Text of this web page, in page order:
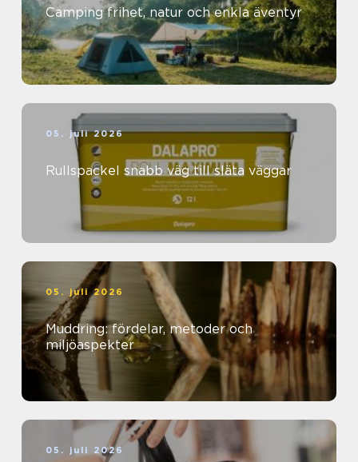
Camping frihet, natur och enkla äventyr
05. juli 2026
Rullspackel snabb väg till släta väggar
05. juli 2026
Muddring: fördelar, metoder och
miljöaspekter
05. juli 2026